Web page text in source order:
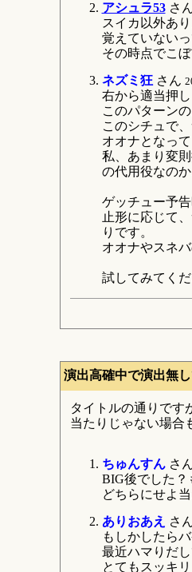
アシュラ53さ
スイカ以外あ
覚えていない
その時点でこ
ネズミ狂さん
右から適当押
このパターン
このシチュで
オオナとなっ
私、あまり変
の代用役なの
ゲッチュー予
止形に応じて
りです。
オオナやスネ
試してみてくだ
演出高確中で演出無
タイトルの通りです
当たりじゃない場合
ちゅんすんさ
BIG後でした？
どちらにせよ
ありおあえ さ
もしかしたら
最近ハマりだ
とてもスッキリ